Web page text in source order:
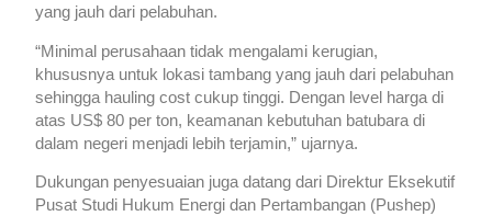
yang jauh dari pelabuhan.
“Minimal perusahaan tidak mengalami kerugian,
khususnya untuk lokasi tambang yang jauh dari pelabuhan
sehingga hauling cost cukup tinggi. Dengan level harga di
atas US$ 80 per ton, keamanan kebutuhan batubara di
dalam negeri menjadi lebih terjamin,” ujarnya.
Dukungan penyesuaian juga datang dari Direktur Eksekutif
Pusat Studi Hukum Energi dan Pertambangan (Pushep)